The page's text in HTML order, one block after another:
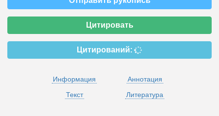
Цитировать
Цитирований:
Информация
Аннотация
Текст
Литература